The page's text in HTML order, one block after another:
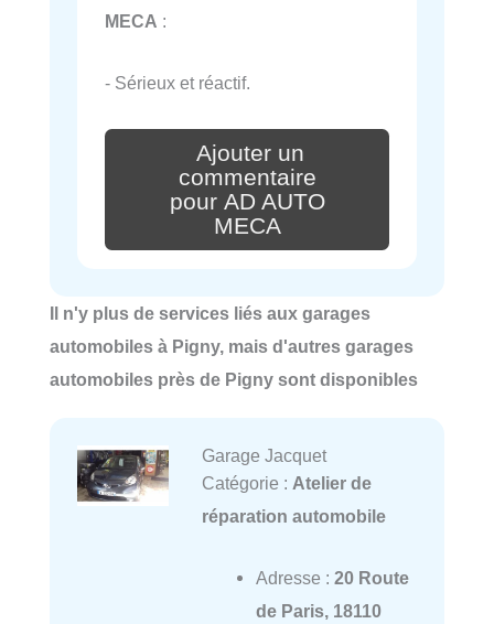
MECA :
- Sérieux et réactif.
Ajouter un
commentaire
pour AD AUTO
MECA
Il n'y plus de services liés aux garages
automobiles à Pigny, mais d'autres garages
automobiles près de Pigny sont disponibles
Garage Jacquet
Catégorie : Atelier de
réparation automobile
Adresse : 20 Route
de Paris, 18110